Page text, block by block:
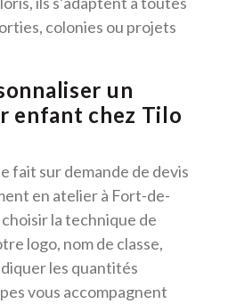
colonies ou projets
un
enfant chez Tilo
fait sur demande de devis
en atelier à Fort-de-
la technique de
logo, nom de classe,
les quantités
vous accompagnent